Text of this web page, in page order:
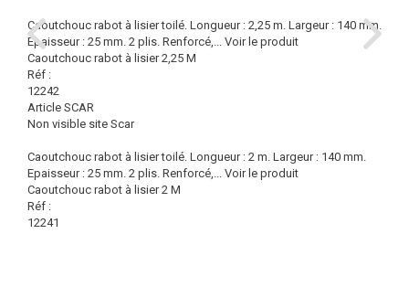
Caoutchouc rabot à lisier toilé. Longueur : 2,25 m. Largeur : 140 mm.
Epaisseur : 25 mm. 2 plis. Renforcé,... Voir le produit
Caoutchouc rabot à lisier 2,25 M
Réf :
12242
Article SCAR
Non visible site Scar
Caoutchouc rabot à lisier toilé. Longueur : 2 m. Largeur : 140 mm.
Epaisseur : 25 mm. 2 plis. Renforcé,... Voir le produit
Caoutchouc rabot à lisier 2 M
Réf :
12241